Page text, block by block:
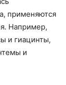
применяются
Например,
и гиацинты,
и